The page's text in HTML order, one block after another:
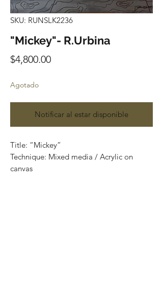
SKU: RUNSLK2236
"Mickey"- R.Urbina
$4,800.00Precio
Agotado
Notificar al estar disponible
Title: “Mickey”
Technique: Mixed media / Acrylic on
canvas